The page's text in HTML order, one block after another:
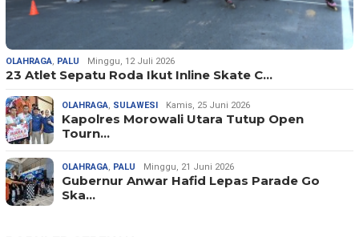
OLAHRAGA, PALU Minggu, 12 Juli 2026
23 Atlet Sepatu Roda Ikut Inline Skate C…
OLAHRAGA, SULAWESI Kamis, 25 Juni 2026
Kapolres Morowali Utara Tutup Open
Tourn…
OLAHRAGA, PALU Minggu, 21 Juni 2026
Gubernur Anwar Hafid Lepas Parade Go
Ska…